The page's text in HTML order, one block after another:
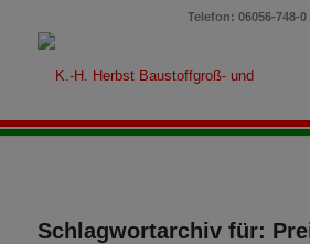
Telefon: 06056-748-0
Schlagwortarchiv für: